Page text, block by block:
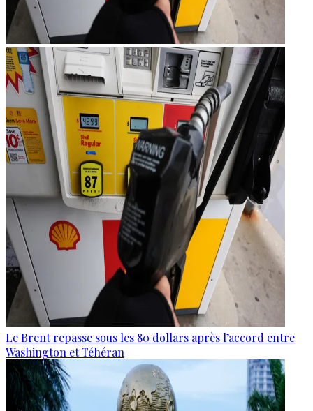
Le Brent repasse sous les 80 dollars après l’accord entre
Washington et Téhéran